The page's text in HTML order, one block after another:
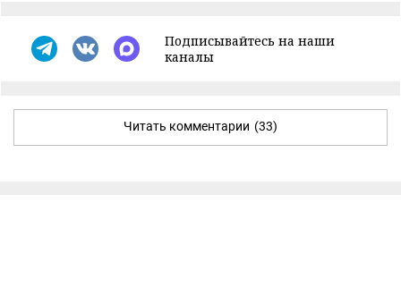
Подписывайтесь на наши
каналы
Читать комментарии (33)